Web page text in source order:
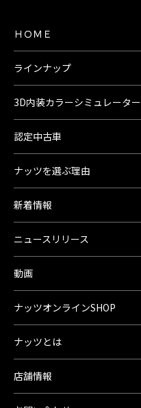
ＨＯＭＥ
ラインナップ
3D内装カラーシミュレーター
認定中古車
ナッツを選ぶ理由
新着情報
ニュースリリース
動画
ナッツオンラインSHOP
ナッツとは
店舗情報